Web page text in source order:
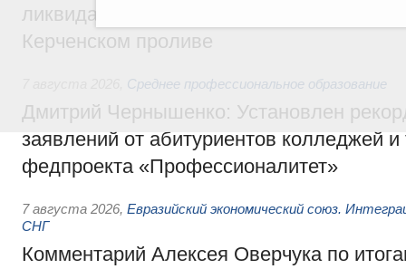
ликвидации последствий чрезвычайной
Керченском проливе
Среднее профессиональное образование
Дмитрий Чернышенко: Установлен
заявлений от абитуриентов колледжей и
федпроекта «Профессионалитет»
7 августа 2026, Евразийский экономический союз.
СНГ
Комментарий Алексея Оверчука по